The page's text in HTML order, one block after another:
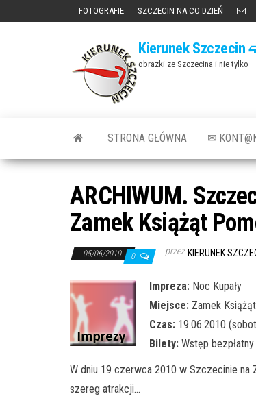
FOTOGRAFIE SZCZECIN NA CO DZIEŃ
Kierunek Szczecin
obrazki ze Szczecina i nie tylko
STRONA GŁÓWNA ✉
ARCHIWUM.
Zamek Książąt
05/06/2010 0 przez KIERUNEK
Impreza: Noc Kupały
Miejsce: Zamek
Czas: 19.06.2010
Bilety: Wstęp bezpłatny
W dniu 19 czerwca 2010 w Szczecinie
szereg atrakcji…